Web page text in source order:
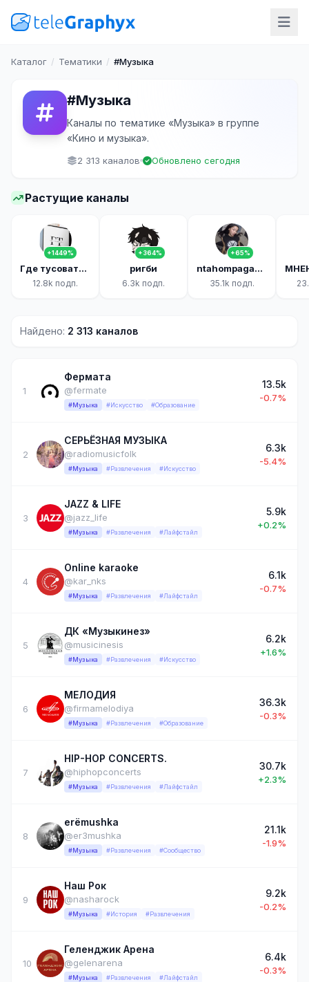
Каталог / Тематики / #Музыка
#Музыка
Каналы по тематике «Музыка» в группе
«Кино и музыка».
2 313 каналов Обновлено сегодня
Растущие каналы
+1449%
Где тусоваться? Мск & СПб
12.8k подп.
+364%
ригби
6.3k подп.
+65%
ntahompagazee
35.1k подп.
Найдено: 2 313 каналов
1
Фермата
@fermate
#Музыка #Искусство #Образование
13.5k
-0.7%
2
СЕРЬЁЗНАЯ МУЗЫКА
@radiomusicfolk
#Музыка #Развлечения #Искусство
6.3k
-5.4%
3
JAZZ & LIFE
@jazz_life
#Музыка #Развлечения #Лайфстайл
5.9k
+0.2%
4
Online karaoke
@kar_nks
#Музыка #Развлечения #Лайфстайл
6.1k
-0.7%
5
ДК «Музыкинез»
@musicinesis
#Музыка #Развлечения #Искусство
6.2k
+1.6%
6
МЕЛОДИЯ
@firmamelodiya
#Музыка #Развлечения #Образование
36.3k
-0.3%
7
HIP-HOP CONCERTS.
@hiphopconcerts
#Музыка #Развлечения #Лайфстайл
30.7k
+2.3%
8
erёmushka
@er3mushka
#Музыка #Развлечения #Сообщество
21.1k
-1.9%
9
Наш Рок
@nasharock
#Музыка #История #Развлечения
9.2k
-0.2%
10
Геленджик Арена
@gelenarena
#Музыка #Развлечения #Лайфстайл
6.4k
-0.3%